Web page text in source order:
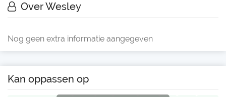
Over Wesley
Nog geen extra informatie aangegeven
Kan oppassen op